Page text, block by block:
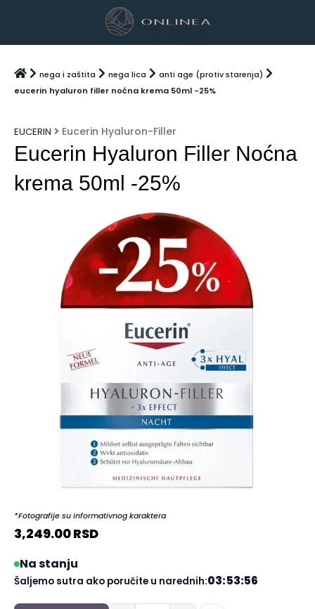
nega i zaštita nega lica
anti age (protiv starenja)
eucerin hyaluron filler noćna krema 50ml -25%
EUCERIN Eucerin Hyaluron-Filler
Eucerin Hyaluron Filler Noćna
krema 50ml -25%
*Fotografije su informativnog karaktera
3,249.00RSD
Na stanju
Šaljemo sutra ako poručite u narednih:03:53:56